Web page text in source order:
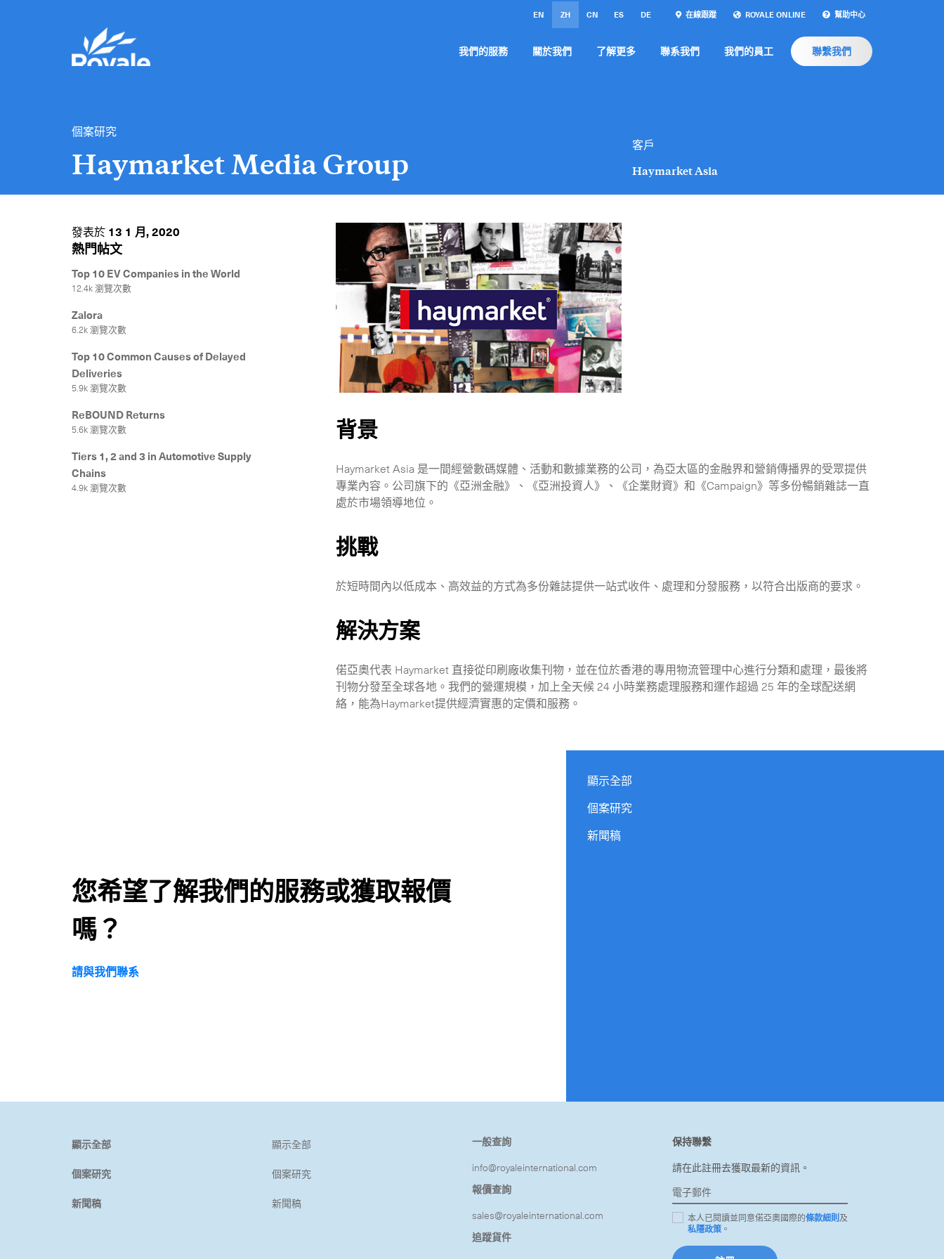
EN ZH CN ES DE 在線跟蹤 ROYALE ONLINE 幫助中心
我們的服務 關於我們 了解更多 聯系我們 我們的員工 聯繫我們
個案研究
Haymarket Media Group
客戶
Haymarket Asia
發表於 13 1 月, 2020
熱門帖文
Top 10 EV Companies in the World
12.4k 瀏覽次數
Zalora
6.2k 瀏覽次數
Top 10 Common Causes of Delayed
Deliveries
5.9k 瀏覽次數
ReBOUND Returns
5.6k 瀏覽次數
Tiers 1, 2 and 3 in Automotive Supply
Chains
4.9k 瀏覽次數
背景
Haymarket Asia 是一間經營數碼媒體、活動和數據業務的公司，為亞太區的金融界和營銷傳播界的受眾提供
專業內容。公司旗下的《亞洲金融》、《亞洲投資人》、《企業財資》和《Campaign》等多份暢銷雜誌一直
處於市場領導地位。
挑戰
於短時間內以低成本、高效益的方式為多份雜誌提供一站式收件、處理和分發服務，以符合出版商的要求。
解決方案
偌亞奧代表 Haymarket 直接從印刷廠收集刊物，並在位於香港的專用物流管理中心進行分類和處理，最後將
刊物分發至全球各地。我們的營運規模，加上全天候 24 小時業務處理服務和運作超過 25 年的全球配送網
絡，能為Haymarket提供經濟實惠的定價和服務。
您希望了解我們的服務或獲取報價
嗎？
請與我們聯系
顯示全部
個案研究
新聞稿
-包機
-專車急送
-混合式運送服務
-手提急件
顯示全部
個案研究
新聞稿
顯示全部
個案研究
新聞稿
一般查詢
info@royaleinternational.com
報價查詢
sales@royaleinternational.com
追蹤貨件
保持聯繫
請在此註冊去獲取最新的資訊。
本人已閱讀並同意偌亞奧國際的條款細則及
私隱政策 。